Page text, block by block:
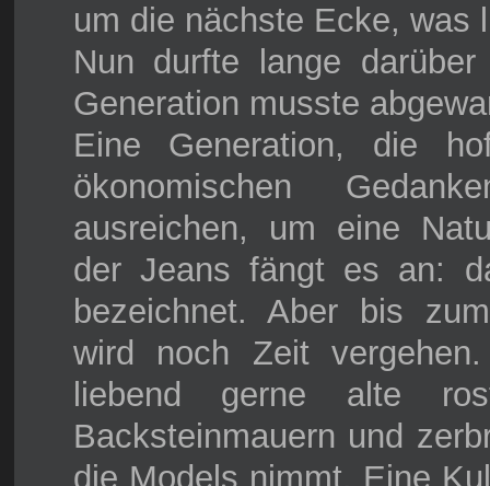
um die nächste Ecke, was
Nun durfte lange
Generation musste
Eine Generation, die
ökonomischen
ausreichen, um eine
der Jeans fängt es an:
bezeichnet. Aber bis
wird noch Zeit
liebend gerne alte
Backsteinmauern und
die Models nimmt. Eine